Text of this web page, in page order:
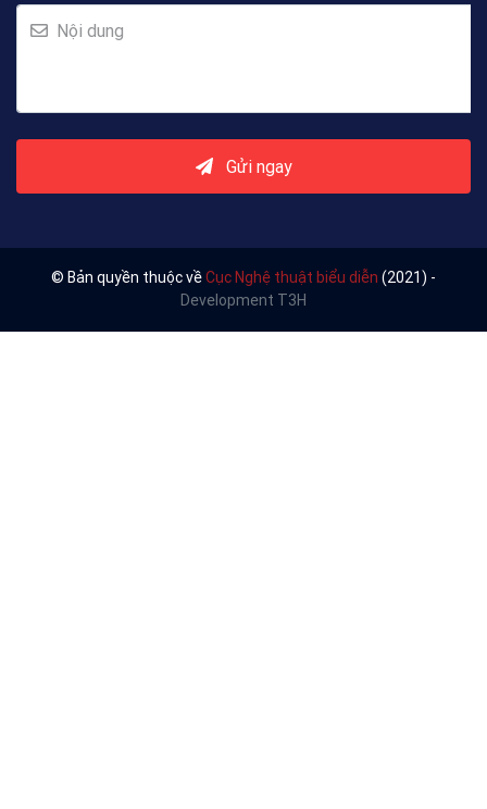
Nội dung
Gửi ngay
© Bản quyền thuộc vềCục Nghệ thuật biểu diễn (2021) -
Development T3H